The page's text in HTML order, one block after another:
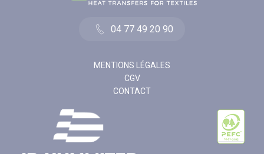
04 77 49 20 90
MENTIONS LÉGALES
CGV
CONTACT